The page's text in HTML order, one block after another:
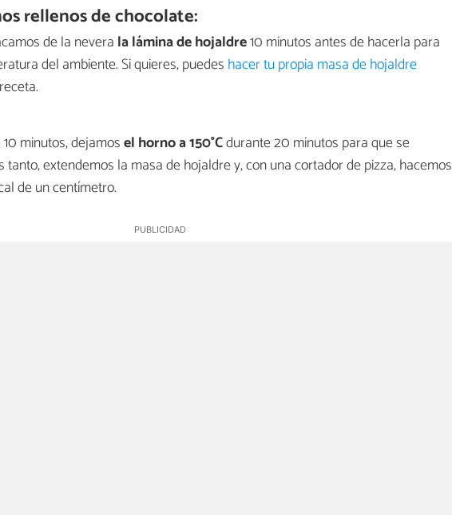
rellenos de chocolate:
de la nevera la lámina de hojaldre10 minutos antes de hacerla para
del ambiente. Si quieres, puedeshacer tu propia masa de hojaldre
minutos, dejamosel horno a 150°Cdurante 20 minutos para que se
tanto, extendemos la masa de hojaldre y, con una cortador de pizza, hacemos
de un centímetro.